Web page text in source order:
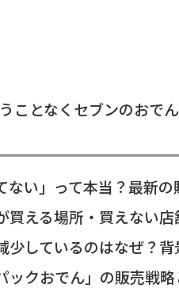
ことなくセブンのおで
ない」って本当？最新
買える場所・買えない
少しているのはなぜ？
ックおでん」の販売戦